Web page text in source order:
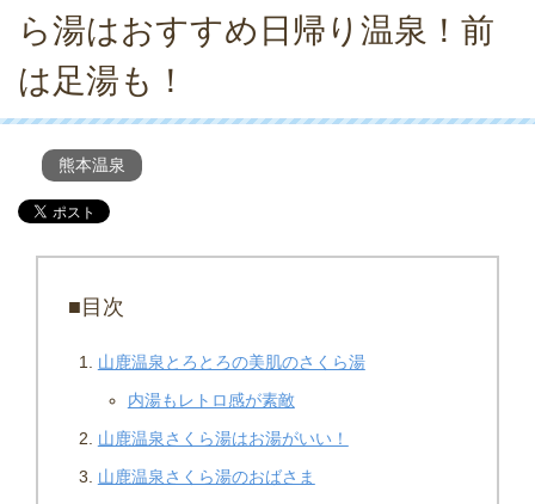
ら湯はおすすめ日帰り温泉！前
は足湯も！
熊本温泉
■目次
山鹿温泉とろとろの美肌のさくら湯
内湯もレトロ感が素敵
山鹿温泉さくら湯はお湯がいい！
山鹿温泉さくら湯のおばさま